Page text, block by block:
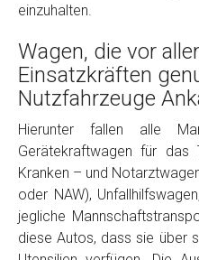
Fertig
Wie viel ist 10+2 ?
einzuhalten.
Wagen, die vor
Einsatzkräften
Nutzfahrzeuge
Hierunter fallen alle
Gerätekraftwagen für das
Kranken – und
oder NAW),
jegliche
diese Autos, dass sie über